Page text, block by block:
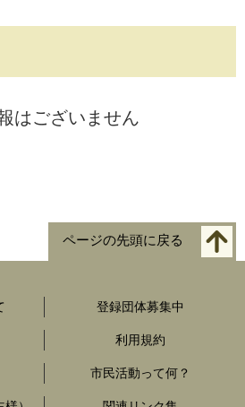
はございません
ページの先頭に戻る
登録団体募集中
利用規約
市民活動って何？